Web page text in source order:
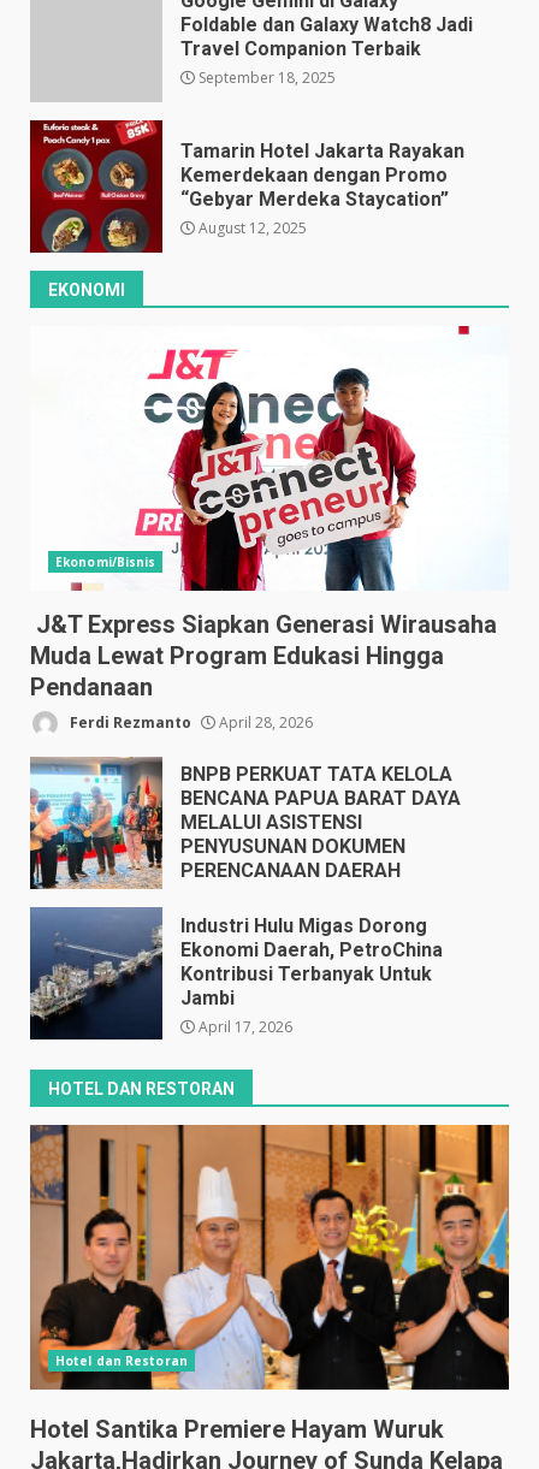
Foldable dan Galaxy Watch8 Jadi
Travel Companion Terbaik
September 18, 2025
Tamarin Hotel Jakarta Rayakan
Kemerdekaan dengan Promo
“Gebyar Merdeka Staycation”
August 12, 2025
EKONOMI
Ekonomi/Bisnis
J&T Express Siapkan Generasi Wirausaha
Muda Lewat Program Edukasi Hingga
Pendanaan
Ferdi Rezmanto April 28, 2026
BNPB PERKUAT TATA KELOLA
BENCANA PAPUA BARAT DAYA
MELALUI ASISTENSI
PENYUSUNAN DOKUMEN
PERENCANAAN DAERAH
Industri Hulu Migas Dorong
Ekonomi Daerah, PetroChina
Kontribusi Terbanyak Untuk
Jambi
April 17, 2026
HOTEL DAN RESTORAN
Hotel dan Restoran
Hotel Santika Premiere Hayam Wuruk
Jakarta,Hadirkan Journey of Sunda Kelapa